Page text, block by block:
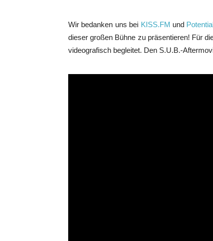
Wir bedanken uns bei KISS.FM und
dieser großen Bühne zu präsentieren! Für
videografisch begleitet. Den S.U.B.-